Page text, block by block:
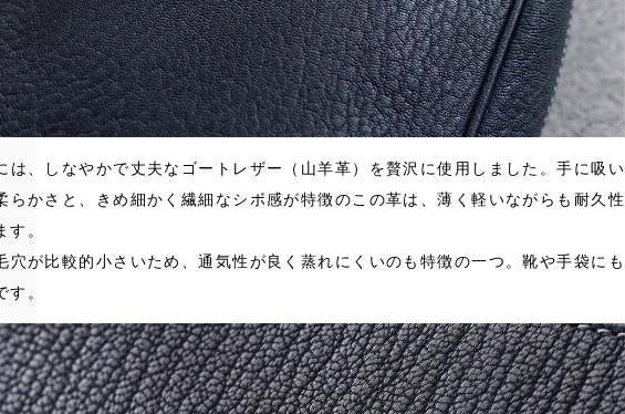
は、しなやかで丈夫なゴートレザー（山羊革）を贅沢に使用しました。手に吸い
らかさと、きめ細かく繊細なシボ感が特徴のこの革は、薄く軽いながらも耐久性
す。
穴が比較的小さいため、通気性が良く蒸れにくいのも特徴の一つ。靴や手袋にも
す。